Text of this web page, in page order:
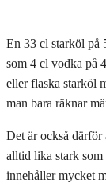
En 33 cl starköl på
som 4 cl vodka på
eller flaska starköl
man bara räknar
Det är också
alltid lika stark som
innehåller mycket